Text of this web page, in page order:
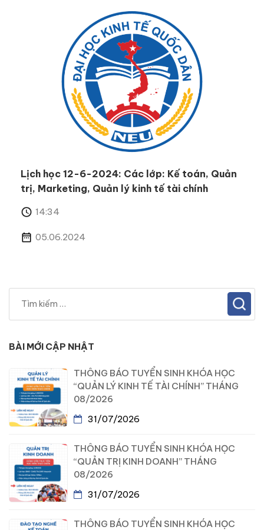
Lịch học 12-6-2024: Các lớp: Kế toán, Quản
trị, Marketing, Quản lý kinh tế tài chính
14:34
05.06.2024
BÀI MỚI CẬP NHẬT
THÔNG BÁO TUYỂN SINH KHÓA HỌC
“QUẢN LÝ KINH TẾ TÀI CHÍNH” THÁNG
08/2026
31/07/2026
THÔNG BÁO TUYỂN SINH KHÓA HỌC
“QUẢN TRỊ KINH DOANH” THÁNG
08/2026
31/07/2026
THÔNG BÁO TUYỂN SINH KHÓA HỌC